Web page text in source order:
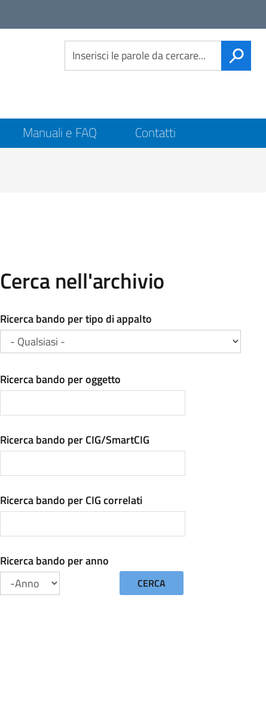
Link
social
Manuali e FAQ Contatti
Cerca nell'archivio
Ricerca bando per tipo di appalto
Ricerca bando per oggetto
Ricerca bando per CIG/SmartCIG
Ricerca bando per CIG correlati
Ricerca bando per anno
CERCA